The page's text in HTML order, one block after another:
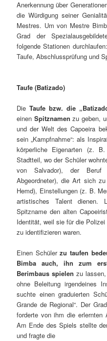
Anerkennung über
die Würdigung seiner
Mestres. Um von Mestre
Grad der
folgende Stationen
Taufe, Abschlussprüfung und
Taufe (Batizado)
DieTaufe bzw. die
einen Spitznamen zu geben,
und der Welt des Capoeira
sein „Kampfnahme“: als
körperliche Eigenarten (z.
Stadtteil, wo der Schüler
von Salvador), der
Abgeordneter), die Art sich
Hemd), Einstellungen (z. B.
artistisches Talent dienen.
Spitzname den alten
Identität, weil sie für die
zu identifizieren waren.
Einen Schülerzu taufen
Bimba auch, ihn zum
Berimbaus spielen zu
ohne Beleitung irgendeines
suchte einen graduierten
Grande de Regional“. Der
forderte von ihm die erlernten
Am Ende des Spiels stellte
und fragte die